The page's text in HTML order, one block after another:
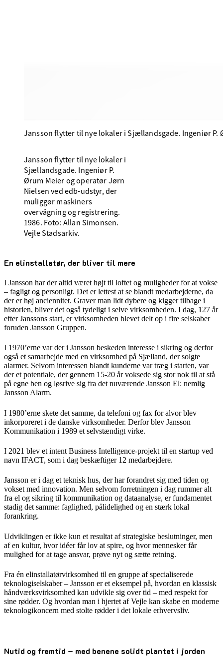
Jansson flytter til nye lokaler i Sjællandsgade. Ingeniør P.
Jansson flytter til nye lokaler i
Sjællandsgade. Ingeniør P.
Ørum Meier og operatør Jørn
Nielsen ved edb-udstyr, der
muliggør maskiners
overvågning og registrering.
1986. Foto: Allan Simonsen.
Vejle Stadsarkiv.
En elinstallatør, der bliver til mere
I Jansson har der altid været højt til loftet og muligheder for at vokse
– fagligt og personligt. Det er lettest at se blandt medarbejderne, da
der er høj anciennitet. Graver man lidt dybere og kigger tilbage i
historien, bliver det også tydeligt i selve virksomheden. I dag, 127 år
efter Janssons start, er virksomheden blevet delt op i fire selskaber
foruden Jansson Gruppen.
I 1970’erne var der i Jansson beskeden interesse i sikring og derfor
også et samarbejde med en virksomhed på Sjælland, der solgte
alarmer. Selvom interessen blandt kunderne var træg i starten, var
der et potentiale, der gennem 15-20 år voksede sig stor nok til at stå
på egne ben og løsrive sig fra det nuværende Jansson El: nemlig
Jansson Alarm.
I 1980’erne skete det samme, da telefoni og fax for alvor blev
inkorporeret i de danske virksomheder. Derfor blev Jansson
Kommunikation i 1989 et selvstændigt virke.
I 2021 blev et intent Business Intelligence-projekt til en startup ved
navn IFACT, som i dag beskæftiger 12 medarbejdere.
Jansson er i dag et teknisk hus, der har forandret sig med tiden og
vokset med innovation. Men selvom forretningen i dag rummer alt
fra el og sikring til kommunikation og dataanalyse, er fundamentet
stadig det samme: faglighed, pålidelighed og en stærk lokal
forankring.
Udviklingen er ikke kun et resultat af strategiske beslutninger, men
af en kultur, hvor idéer får lov at spire, og hvor mennesker får
mulighed for at tage ansvar, prøve nyt og sætte retning.
Fra én elinstallatørvirksomhed til en gruppe af specialiserede
teknologiselskaber – Jansson er et eksempel på, hvordan en klassisk
håndværksvirksomhed kan udvikle sig over tid – med respekt for
sine rødder. Og hvordan man i hjertet af Vejle kan skabe en moderne
teknologikoncern med stolte rødder i det lokale erhvervsliv.
Nutid og fremtid – med benene solidt plantet i jorden